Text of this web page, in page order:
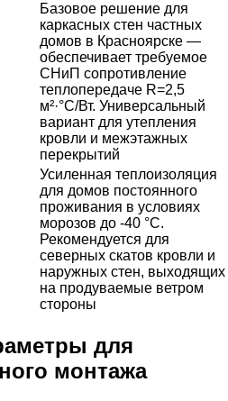
Базовое решение для
каркасных стен частных
домов в Красноярске —
обеспечивает требуемое
СНиП сопротивление
теплопередаче R=2,5
м²·°C/Вт. Универсальный
вариант для утепления
кровли и межэтажных
перекрытий
Усиленная теплоизоляция
для домов постоянного
проживания в условиях
морозов до -40 °С.
Рекомендуется для
северных скатов кровли и
наружных стен, выходящих
на продуваемые ветром
стороны
для
монтажа